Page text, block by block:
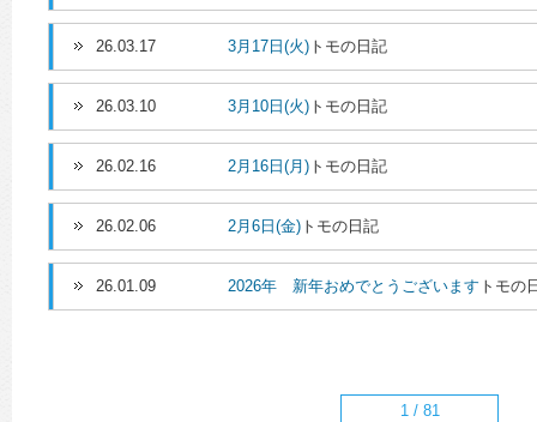
26.03.17 3月17日(火) トモの日記
26.03.10 3月10日(火) トモの日記
26.02.16 2月16日(月) トモの日記
26.02.06 2月6日(金) トモの日記
26.01.09 2026年 新年おめでとうございます トモの
1 / 81